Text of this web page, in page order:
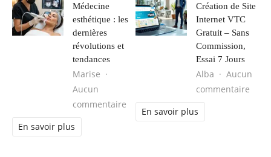
Médecine
esthétique : les
dernières
révolutions et
tendances
Marise
Aucun
commentaire
En savoir plus
Création de Site
Internet VTC
Gratuit – Sans
Commission,
Essai 7 Jours
Alba
Aucun
commentaire
En savoir plus